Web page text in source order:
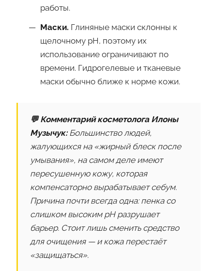
работы.
Маски. Глиняные маски склонны к
щелочному pH, поэтому их
использование ограничивают по
времени. Гидрогелевые и тканевые
маски обычно ближе к норме кожи.
💬 Комментарий косметолога Илоны
Музычук: Большинство людей,
жалующихся на «жирный блеск после
умывания», на самом деле имеют
пересушенную кожу, которая
компенсаторно вырабатывает себум.
Причина почти всегда одна: пенка со
слишком высоким pH разрушает
барьер. Стоит лишь сменить средство
для очищения — и кожа перестаёт
«защищаться».